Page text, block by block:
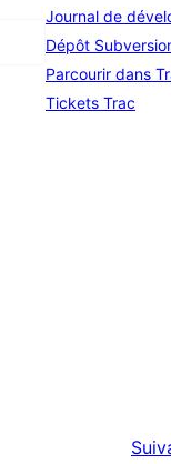
Journal de
Dépôt
Parcourir dans
Tickets Trac